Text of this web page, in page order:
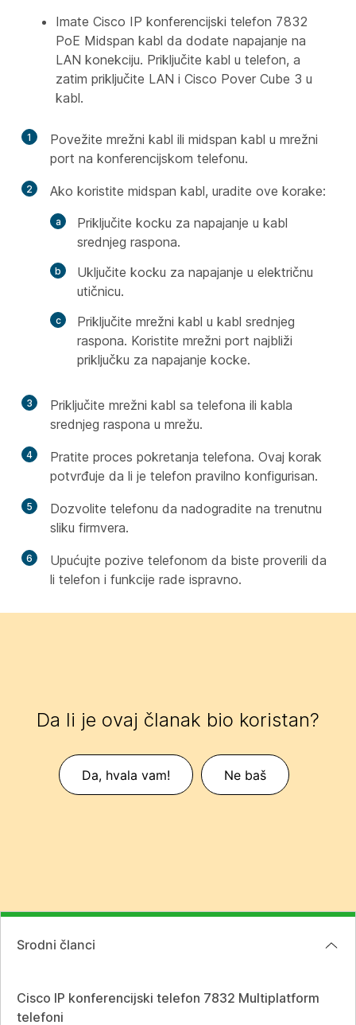
Imate Cisco IP konferencijski telefon 7832
PoE Midspan kabl da dodate napajanje na
LAN konekciju. Priključite kabl u telefon, a
zatim priključite LAN i Cisco Pover Cube 3 u
kabl.
1
Povežite mrežni kabl ili midspan kabl u mrežni
port na konferencijskom telefonu.
2
Ako koristite midspan kabl, uradite ove korake:
Priključite kocku za napajanje u kabl
srednjeg raspona.
Uključite kocku za napajanje u električnu
utičnicu.
Priključite mrežni kabl u kabl srednjeg
raspona. Koristite mrežni port najbliži
priključku za napajanje kocke.
3
Priključite mrežni kabl sa telefona ili kabla
srednjeg raspona u mrežu.
4
Pratite proces pokretanja telefona. Ovaj korak
potvrđuje da li je telefon pravilno konfigurisan.
5
Dozvolite telefonu da nadogradite na trenutnu
sliku firmvera.
6
Upućujte pozive telefonom da biste proverili da
li telefon i funkcije rade ispravno.
Da li je ovaj članak bio koristan?
Da, hvala vam! Ne baš
Srodni članci
Cisco IP konferencijski telefon 7832 Multiplatform
telefoni